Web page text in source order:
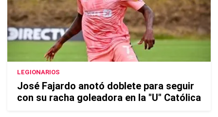
LEGIONARIOS
José Fajardo anotó doblete para seguir
con su racha goleadora en la "U" Católica